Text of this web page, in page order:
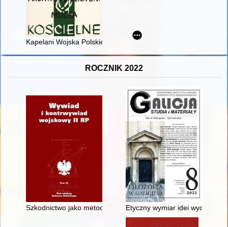
Kapelani Wojska Polskiego w oflagu w Rotenburgu (XII 1939
ROCZNIK 2022
Szkodnictwo jako metoda działania sowieckich służb
Etyczny wymiar idei